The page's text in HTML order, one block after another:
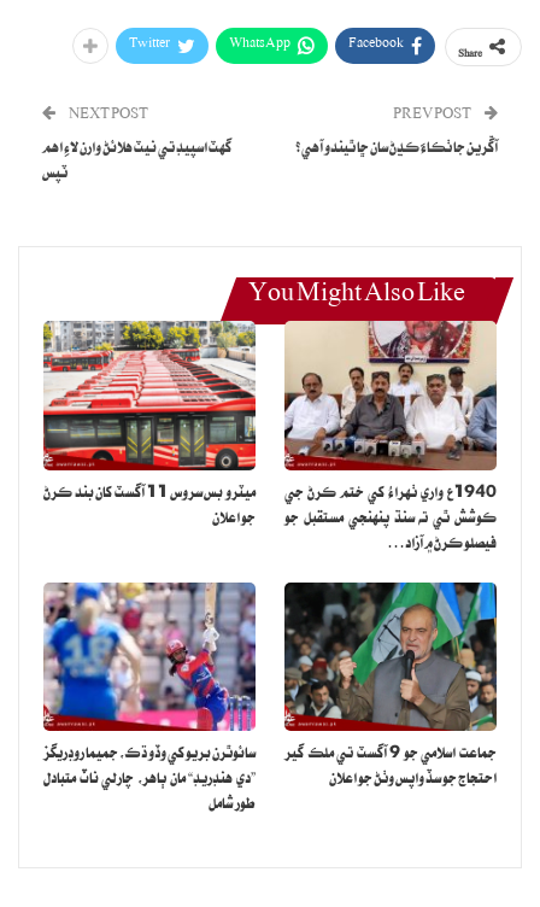
Facebook
WhatsApp
Twitter
آڱرين جا ٺڪاءَ ڪڍڻ سان ڇا ٿيندو آهي؟
NEXT POST
گهٽ اسپيڊ تي نيٽ هلائڻ وارن لاءِ اهم
ٽپس
You Might Also Like
1940ع واري ٺهراءُ کي ختم ڪرڻ جي
ڪوشش ٿي ته سنڌ پنهنجي مستقبل جو
فيصلو ڪرڻ ۾ آزاد…
ميٽرو بس سروس 11 آگسٽ کان بند ڪرڻ
جو اعلان
جماعت اسلامي جو 9 آگسٽ تي ملڪ گير
احتجاج جو سڏ واپس وٺڻ جو اعلان
سائوٿرن بريو کي وڏو ڌڪ، جميما روڊريگز
”دي هنڊريڊ“ مان ٻاهر، چارلي ناٽ متبادل
طور شامل